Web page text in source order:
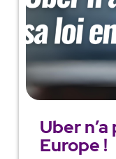
Uber
Europe !